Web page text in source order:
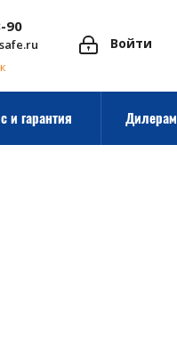
Войти
90
и гарантия Дилерам